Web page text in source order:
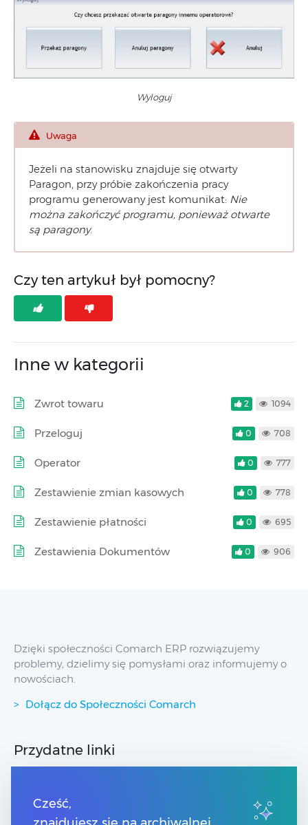
Wyloguj
Uwaga
Jeżeli na stanowisku znajduje się otwarty
Paragon, przy próbie zakończenia pracy
programu generowany jest komunikat: Nie
można zakończyć programu, ponieważ otwarte
są paragony.
Czy ten artykuł był pomocny?
Inne w kategorii
Zwrot towaru 2 1094
Przeloguj 0 708
Operator 0 777
Zestawienie zmian kasowych 0 778
Zestawienie płatności 0 695
Zestawienia Dokumentów 0 906
Dzięki społeczności Comarch ERP rozwiązujemy
problemy, dzielimy się pomysłami oraz informujemy o
nowościach.
Dołącz do Społeczności Comarch
Przydatne linki
Strony dla Klientów
Strony dla Partnerów
Cześć,